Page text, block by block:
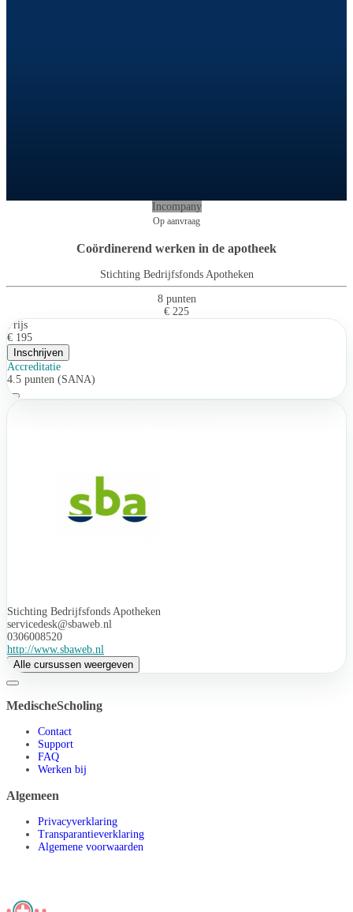
Incompany
Op aanvraag
Coördinerend werken in de apotheek
Stichting Bedrijfsfonds Apotheken
8 punten
€ 225
Prijs
€ 195
Inschrijven
Accreditatie
4.5 punten (SANA)
Stichting Bedrijfsfonds Apotheken
servicedesk@sbaweb.nl
0306008520
http://www.sbaweb.nl
Alle cursussen weergeven
MedischeScholing
Contact
Support
FAQ
Werken bij
Algemeen
Privacyverklaring
Transparantieverklaring
Algemene voorwaarden